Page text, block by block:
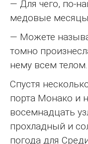
— Для чего, по-
медовые
— Можете
томно
нему всем телом.
Спустя
порта Монако и
восемнадцать
прохладный и
погода для